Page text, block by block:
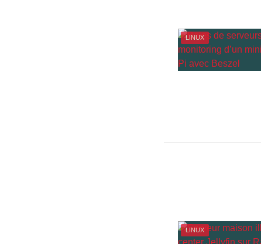
LINUX
LINUX